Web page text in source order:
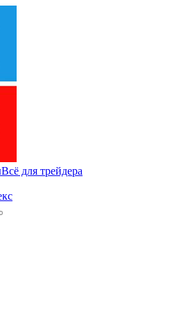
Всё для трейдера